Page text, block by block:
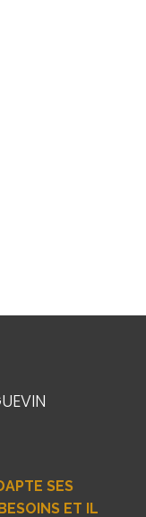
SES
ET IL